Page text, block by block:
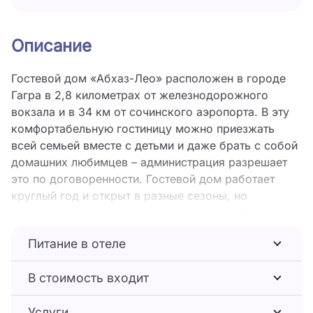
Описание
Гостевой дом «Абхаз-Лео» расположен в городе
Гагра в 2,8 километрах от железнодорожного
вокзала и в 34 км от сочинского аэропорта. В эту
комфортабельную гостиницу можно приезжать
всей семьей вместе с детьми и даже брать с собой
домашних любимцев – администрация разрешает
это по договоренности. Гостевой дом работает
круглый год и открыт в разные сезоны, но
достопримечательностей и курортных развлечений.
Четырехэтажное здание отеля огорожено забором,
увитым виноградом. Двор вымощен аккуратной
плиткой и полон цветов. Из окон 20 номеров
Питание в отеле
В стоимость входит